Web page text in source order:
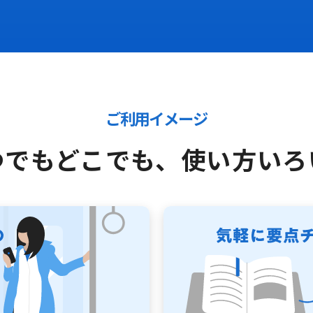
ご利用イメージ
もどこでも、 使い方い